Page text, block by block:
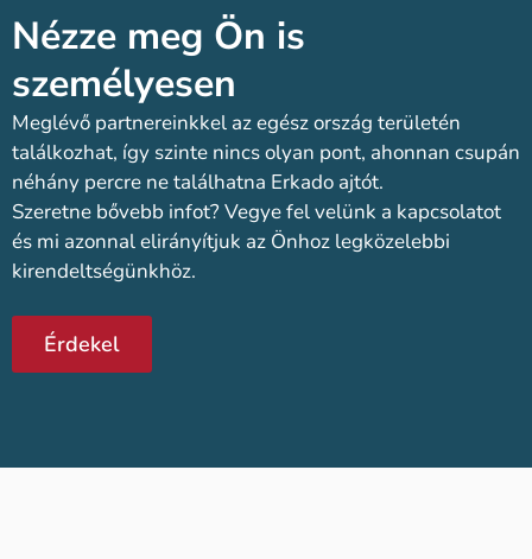
Nézze meg Ön is
személyesen​
Meglévő partnereinkkel az egész ország területén
találkozhat, így szinte nincs olyan pont, ahonnan csupán
néhány percre ne találhatna Erkado ajtót.
Szeretne bővebb infot? Vegye fel velünk a kapcsolatot
és mi azonnal elirányítjuk az Önhoz legközelebbi
kirendeltségünkhöz.
Érdekel